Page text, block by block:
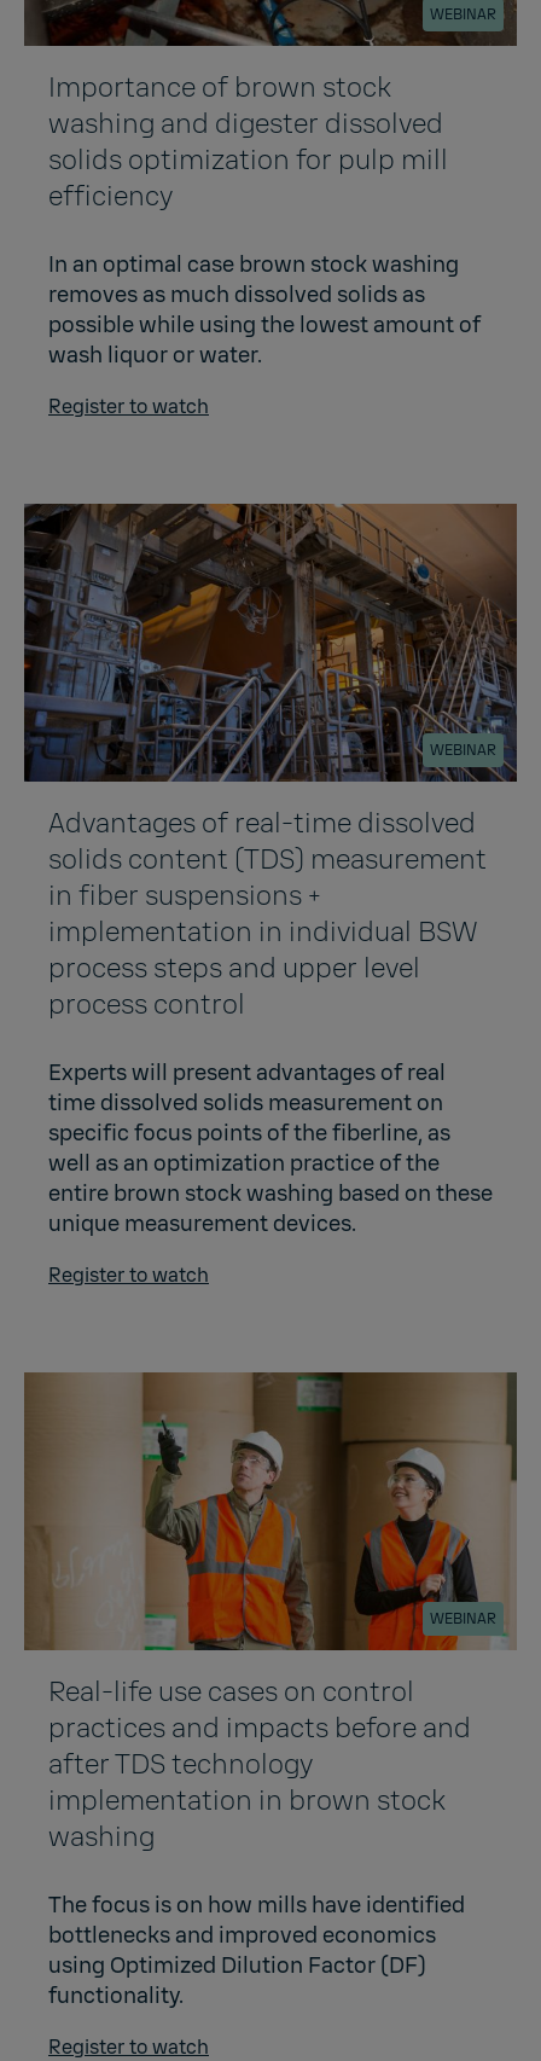
WEBINAR
Importance of brown stock
washing and digester dissolved
solids optimization for pulp mill
efficiency
In an optimal case brown stock washing
removes as much dissolved solids as
possible while using the lowest amount of
wash liquor or water.
Register to watch
WEBINAR
Advantages of real-time dissolved
solids content (TDS) measurement
in fiber suspensions +
implementation in individual BSW
process steps and upper level
process control
Experts will present advantages of real
time dissolved solids measurement on
specific focus points of the fiberline, as
well as an optimization practice of the
entire brown stock washing based on these
unique measurement devices.
Register to watch
WEBINAR
Real-life use cases on control
practices and impacts before and
after TDS technology
implementation in brown stock
washing
The focus is on how mills have identified
bottlenecks and improved economics
using Optimized Dilution Factor (DF)
functionality.
Register to watch